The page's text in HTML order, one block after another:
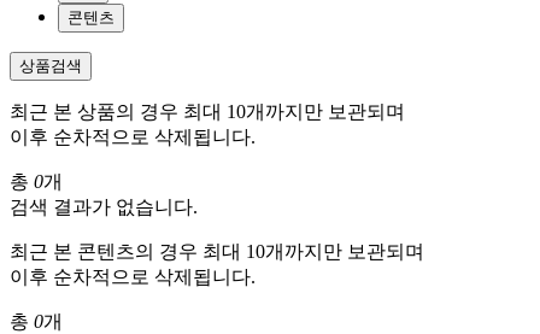
콘텐츠
상품검색
최근 본 상품의 경우 최대 10개까지만 보관되며
이후 순차적으로 삭제됩니다.
총 0개
검색 결과가 없습니다.
최근 본 콘텐츠의 경우 최대 10개까지만 보관되며
이후 순차적으로 삭제됩니다.
총 0개